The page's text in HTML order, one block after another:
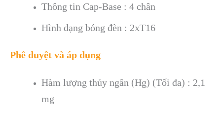
Thông tin Cap-Base : 4 chân
Hình dạng bóng đèn : 2xT16
Phê duyệt và áp dụng
Hàm lượng thủy ngân (Hg) (Tối đa) : 2,1
mg